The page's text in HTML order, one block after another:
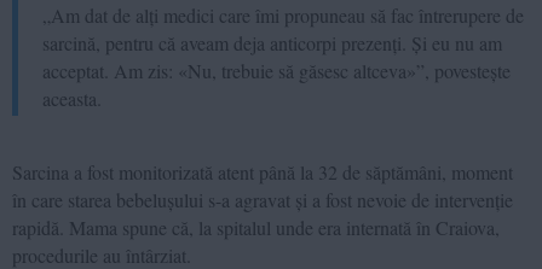
„Am dat de alți medici care îmi propuneau să fac întrerupere de
sarcină, pentru că aveam deja anticorpi prezenți. Și eu nu am
acceptat. Am zis: «Nu, trebuie să găsesc altceva»”, povestește
aceasta.
Sarcina a fost monitorizată atent până la 32 de săptămâni, moment
în care starea bebelușului s-a agravat și a fost nevoie de intervenție
rapidă. Mama spune că, la spitalul unde era internată în Craiova,
procedurile au întârziat.